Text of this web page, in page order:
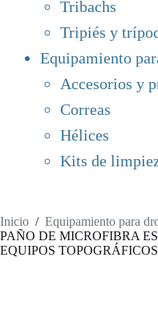
Inicio / Equipamiento para
PAÑO DE MICROFIBRA
EQUIPOS TOPOGRÁFICOS
Tribachs
Tripiés y
Equipamiento
Accesorios y
Correas
Hélices
Kits de